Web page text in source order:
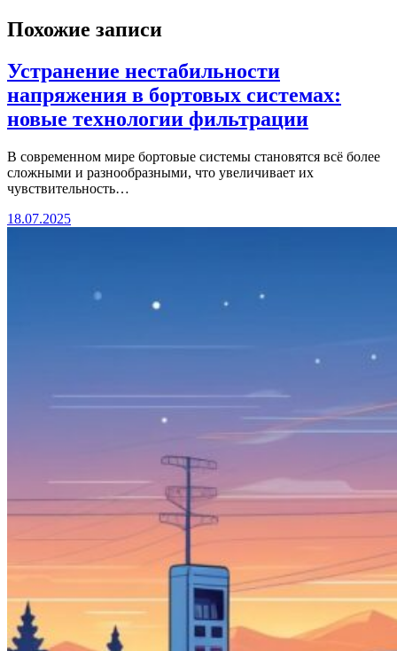
Похожие записи
Устранение нестабильности
напряжения в бортовых системах:
новые технологии фильтрации
В современном мире бортовые системы становятся всё более
сложными и разнообразными, что увеличивает их
чувствительность…
18.07.2025